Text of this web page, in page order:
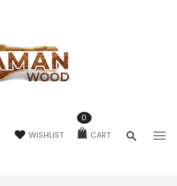
WISHLIST CART
0